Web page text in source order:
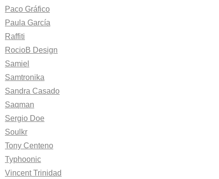
Paco Gráfico
Paula García
Raffiti
RocioB Design
Samiel
Samtronika
Sandra Casado
Saqman
Sergio Doe
Soulkr
Tony Centeno
Typhoonic
Vincent Trinidad